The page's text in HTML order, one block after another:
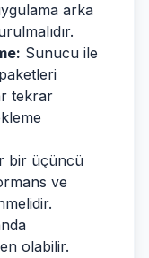
arka
Sunucu ile
tekrar
bir üçüncü
ve
olabilir.